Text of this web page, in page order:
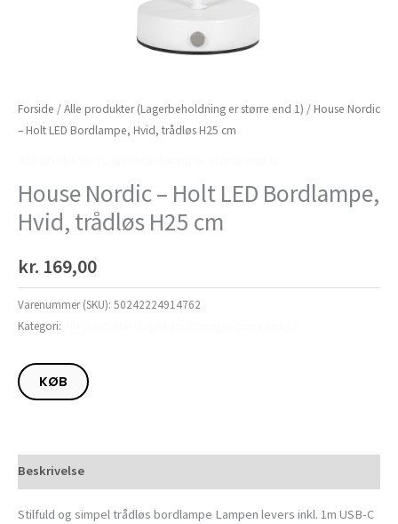
Forside /Alle produkter (Lagerbeholdning er større end 1) / House Nordic
– Holt LED Bordlampe, Hvid, trådløs H25 cm
House Nordic – Holt LED Bordlampe,
Hvid, trådløs H25 cm
kr. 169,00
Varenummer (SKU): 50242224914762
Kategori:
KØB
Beskrivelse
Stilfuld og simpel trådløs bordlampe Lampen levers inkl. 1m USB-C